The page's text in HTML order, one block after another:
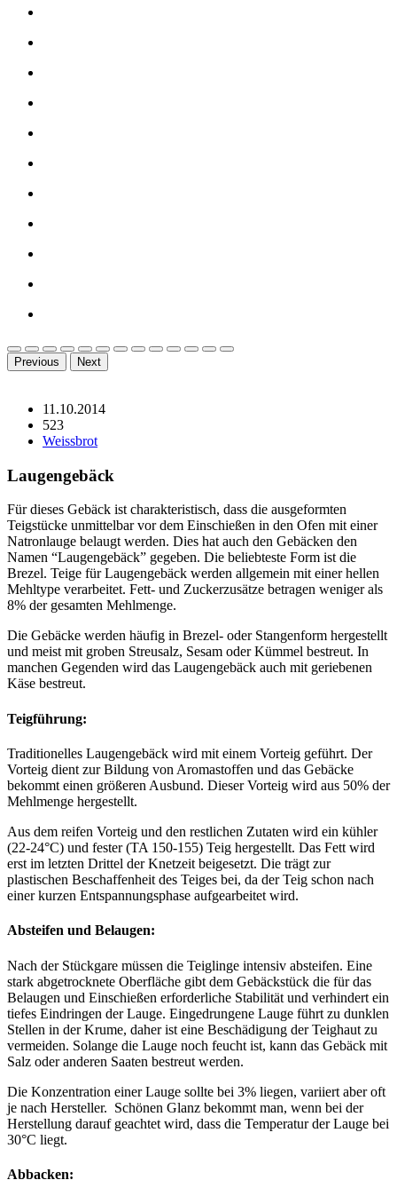
Previous Next
11.10.2014
523
Weissbrot
Laugengebäck
Für dieses Gebäck ist charakteristisch, dass die ausgeformten
Teigstücke unmittelbar vor dem Einschießen in den Ofen mit einer
Natronlauge belaugt werden. Dies hat auch den Gebäcken den
Namen “Laugengebäck” gegeben. Die beliebteste Form ist die
Brezel. Teige für Laugengebäck werden allgemein mit einer hellen
Mehltype verarbeitet. Fett- und Zuckerzusätze betragen weniger als
8% der gesamten Mehlmenge.
Die Gebäcke werden häufig in Brezel- oder Stangenform hergestellt
und meist mit groben Streusalz, Sesam oder Kümmel bestreut. In
manchen Gegenden wird das Laugengebäck auch mit geriebenen
Käse bestreut.
Teigführung:
Traditionelles Laugengebäck wird mit einem Vorteig geführt. Der
Vorteig dient zur Bildung von Aromastoffen und das Gebäcke
bekommt einen größeren Ausbund. Dieser Vorteig wird aus 50% der
Mehlmenge hergestellt.
Aus dem reifen Vorteig und den restlichen Zutaten wird ein kühler
(22-24°C) und fester (TA 150-155) Teig hergestellt. Das Fett wird
erst im letzten Drittel der Knetzeit beigesetzt. Die trägt zur
plastischen Beschaffenheit des Teiges bei, da der Teig schon nach
einer kurzen Entspannungsphase aufgearbeitet wird.
Absteifen und Belaugen:
Nach der Stückgare müssen die Teiglinge intensiv absteifen. Eine
stark abgetrocknete Oberfläche gibt dem Gebäckstück die für das
Belaugen und Einschießen erforderliche Stabilität und verhindert ein
tiefes Eindringen der Lauge. Eingedrungene Lauge führt zu dunklen
Stellen in der Krume, daher ist eine Beschädigung der Teighaut zu
vermeiden. Solange die Lauge noch feucht ist, kann das Gebäck mit
Salz oder anderen Saaten bestreut werden.
Die Konzentration einer Lauge sollte bei 3% liegen, variiert aber oft
je nach Hersteller. Schönen Glanz bekommt man, wenn bei der
Herstellung darauf geachtet wird, dass die Temperatur der Lauge bei
30°C liegt.
Abbacken: